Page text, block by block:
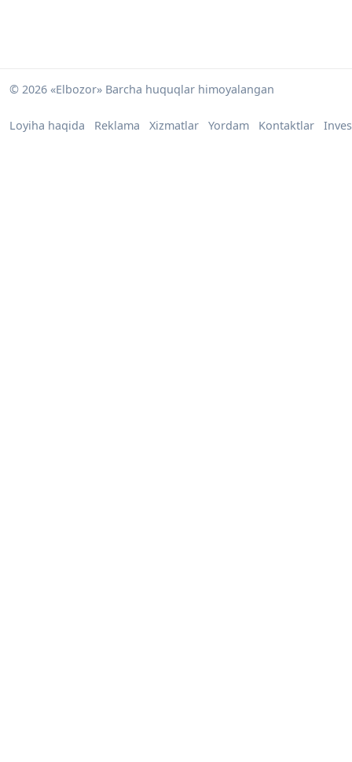
© 2026 «Elbozor» Barcha huquqlar himoyalangan
Loyiha haqida Reklama Xizmatlar Yordam Kontaktlar